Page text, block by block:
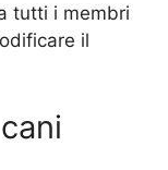
tutti i membri
il